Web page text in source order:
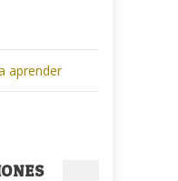
aprender